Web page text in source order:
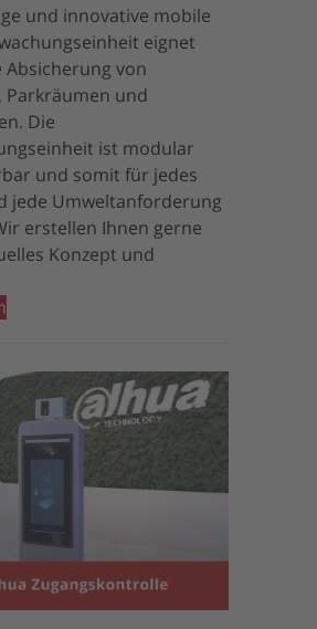
und innovative mobile
eignet
Absicherung von
Parkräumen und
Die
ist modular
und somit für jedes
jede Umweltanforderung
erstellen Ihnen gerne
Konzept und